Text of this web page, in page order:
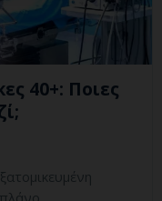
40+: Ποιες